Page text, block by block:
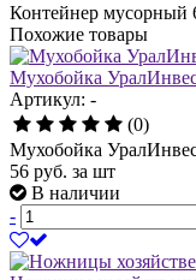
Контейнер мусорный
Похожие товары
Мухобойка
Артикул: -
(0)
Мухобойка
56 руб. за шт
В наличии
-